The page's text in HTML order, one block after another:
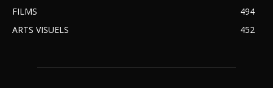
FILMS
494
ARTS VISUELS
452